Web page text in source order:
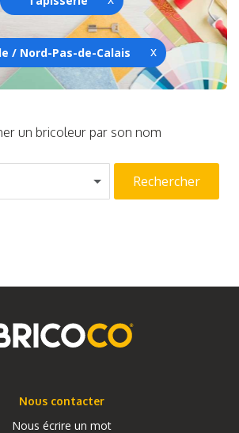
/ Nord-Pas-de-Calais
un bricoleur par son nom
Rechercher
Nous contacter
Nous écrire un mot